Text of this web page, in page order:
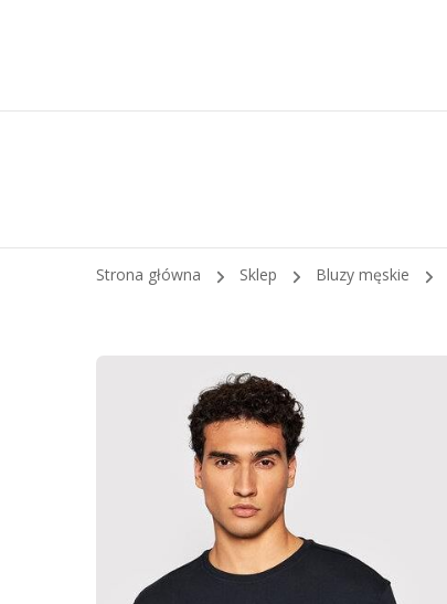
Strona główna Sklep Bluzy męskie